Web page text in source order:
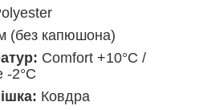
(без капюшона)
Comfort +10°С /
-2°С
Ковдра